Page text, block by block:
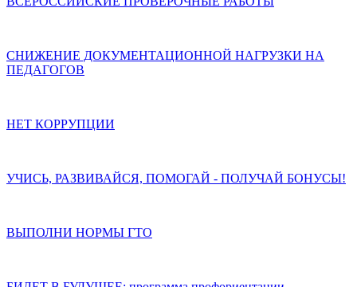
СНИЖЕНИЕ ДОКУМЕНТАЦИОННОЙ НАГРУЗКИ НА
ПЕДАГОГОВ
НЕТ КОРРУПЦИИ
УЧИСЬ, РАЗВИВАЙСЯ, ПОМОГАЙ - ПОЛУЧАЙ БОНУСЫ!
ВЫПОЛНИ НОРМЫ ГТО